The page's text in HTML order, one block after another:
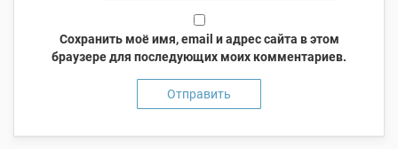
Сохранить моё имя, email и адрес сайта в этом
браузере для последующих моих комментариев.